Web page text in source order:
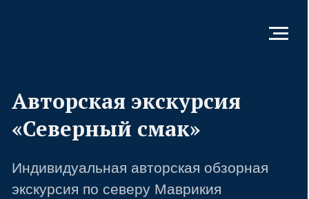
«Северный смак»
Индивидуальная авторская обзорная
экскурсия по северу Маврикия
на русском языке
Дополнительно можно заказать съёмку